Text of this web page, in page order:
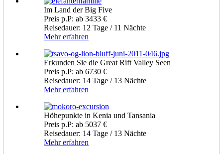
Im Land der Big Five
Preis p.P: ab 3433 €
Reisedauer: 12 Tage / 11 Nächte
Mehr erfahren
Erkunden Sie die Great Rift Valley Seen
Preis p.P: ab 6730 €
Reisedauer: 14 Tage / 13 Nächte
Mehr erfahren
Höhepunkte in Kenia und Tansania
Preis p.P: ab 5037 €
Reisedauer: 14 Tage / 13 Nächte
Mehr erfahren